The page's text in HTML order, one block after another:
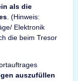
als die
. (Hinweis:
Elektronik
die beim Tresor
auszufüllen